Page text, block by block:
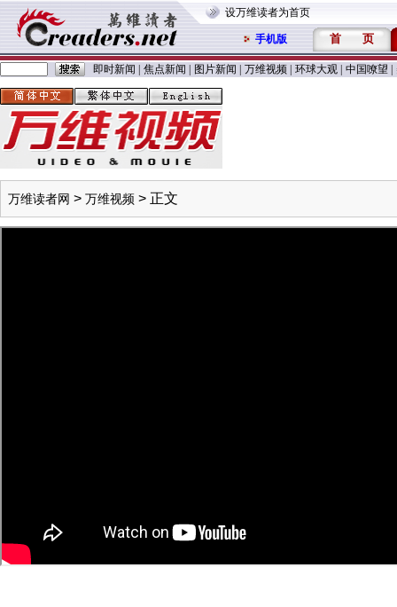
设万维读者为首页
手机版 首 页
即时新闻 焦点新闻 图片新闻 万维视频 环球大观 中国嘹望
万维读者网 > 万维视频 > 正文